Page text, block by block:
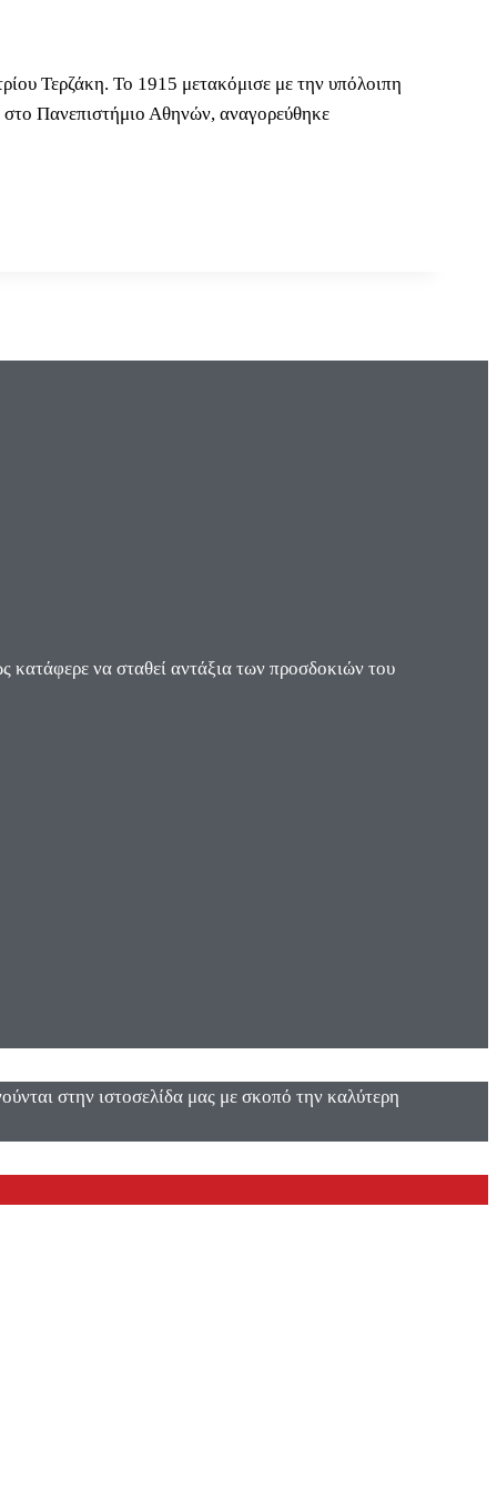
Τερζάκη. Το 1915 μετακόμισε με την υπόλοιπη
Πανεπιστήμιο Αθηνών, αναγορεύθηκε
να σταθεί αντάξια των προσδοκιών του
στην ιστοσελίδα μας με σκοπό την καλύτερη